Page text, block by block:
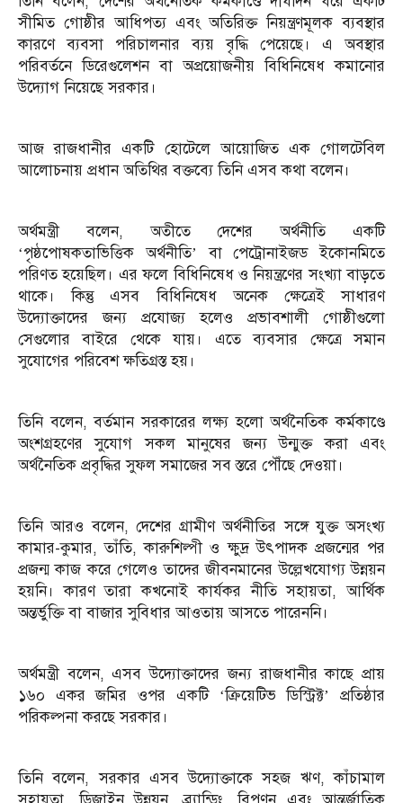
সীমিত গোষ্ঠীর আধিপত্য এবং অতিরিক্ত নিয়ন্ত্রণমূলক ব্যবস্থার
কারণে ব্যবসা পরিচালনার ব্যয় বৃদ্ধি পেয়েছে। এ অবস্থার
পরিবর্তনে ডিরেগুলেশন বা অপ্রয়োজনীয় বিধিনিষেধ কমানোর
উদ্যোগ নিয়েছে সরকার।
আজ রাজধানীর একটি হোটেলে আয়োজিত এক গোলটেবিল
আলোচনায় প্রধান অতিথির বক্তব্যে তিনি এসব কথা বলেন।
অর্থমন্ত্রী বলেন, অতীতে দেশের অর্থনীতি একটি
‘পৃষ্ঠপোষকতাভিত্তিক অর্থনীতি’ বা পেট্রোনাইজড ইকোনমিতে
পরিণত হয়েছিল। এর ফলে বিধিনিষেধ ও নিয়ন্ত্রণের সংখ্যা বাড়তে
থাকে। কিন্তু এসব বিধিনিষেধ অনেক ক্ষেত্রেই সাধারণ
উদ্যোক্তাদের জন্য প্রযোজ্য হলেও প্রভাবশালী গোষ্ঠীগুলো
সেগুলোর বাইরে থেকে যায়। এতে ব্যবসার ক্ষেত্রে সমান
সুযোগের পরিবেশ ক্ষতিগ্রস্ত হয়।
তিনি বলেন, বর্তমান সরকারের লক্ষ্য হলো অর্থনৈতিক কর্মকাণ্ডে
অংশগ্রহণের সুযোগ সকল মানুষের জন্য উন্মুক্ত করা এবং
অর্থনৈতিক প্রবৃদ্ধির সুফল সমাজের সব স্তরে পৌঁছে দেওয়া।
তিনি আরও বলেন, দেশের গ্রামীণ অর্থনীতির সঙ্গে যুক্ত অসংখ্য
কামার-কুমার, তাঁতি, কারুশিল্পী ও ক্ষুদ্র উৎপাদক প্রজন্মের পর
প্রজন্ম কাজ করে গেলেও তাদের জীবনমানের উল্লেখযোগ্য উন্নয়ন
হয়নি। কারণ তারা কখনোই কার্যকর নীতি সহায়তা, আর্থিক
অন্তর্ভুক্তি বা বাজার সুবিধার আওতায় আসতে পারেননি।
অর্থমন্ত্রী বলেন, এসব উদ্যোক্তাদের জন্য রাজধানীর কাছে প্রায়
১৬০ একর জমির ওপর একটি ‘ক্রিয়েটিভ ডিস্ট্রিক্ট’ প্রতিষ্ঠার
পরিকল্পনা করছে সরকার।
তিনি বলেন, সরকার এসব উদ্যোক্তাকে সহজ ঋণ, কাঁচামাল